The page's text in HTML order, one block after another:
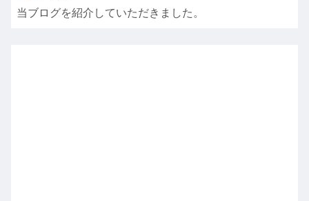
当ブログを紹介していただきました。